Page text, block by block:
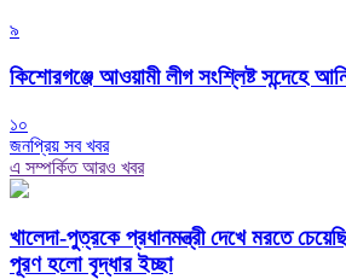
৯
কিশোরগঞ্জে আওয়ামী লীগ সংশ্লিষ্ট সন্দেহে
১০
জনপ্রিয় সব খবর
এ সম্পর্কিত আরও খবর
খালেদা-পুত্রকে প্রধানমন্ত্রী দেখে মরতে
পূরণ হলো বৃদ্ধার ইচ্ছা